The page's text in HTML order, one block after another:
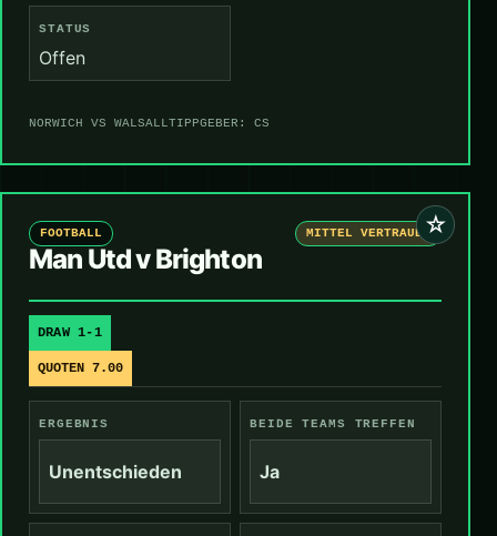
STATUS
Offen
NORWICH VS WALSALLTIPPGEBER: CS
☆
FOOTBALL MITTEL VERTRAUEN
Man Utd v Brighton
DRAW 1-1
QUOTEN 7.00
ERGEBNIS
Unentschieden
BEIDE TEAMS TREFFEN
Ja